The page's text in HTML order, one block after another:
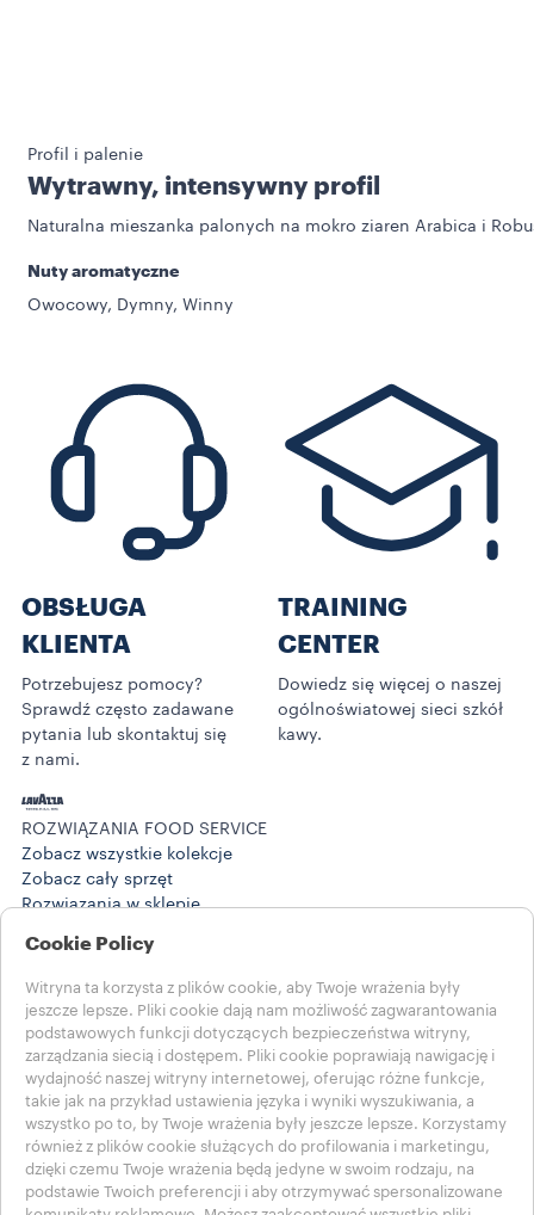
Profil i palenie
Wytrawny, intensywny profil
Naturalna mieszanka palonych na mokro ziaren Arabica i
Nuty aromatyczne
Owocowy, Dymny, Winny
OBSŁUGA
KLIENTA
Potrzebujesz pomocy?
Sprawdź często zadawane
pytania lub skontaktuj się
z nami.
TRAINING
CENTER
Dowiedz się więcej o naszej
ogólnoświatowej sieci szkół
kawy.
ROZWIĄZANIA FOOD SERVICE
Zobacz wszystkie kolekcje
Zobacz cały sprzęt
Rozwiązania w sklepie
Training Center
@ROZWIĄZANIA W WORK
Produkty
@Historie z work
POMOC
Często zadawane pytania
Skontaktuj się z nami
ZAPISY PRAWNE
Warunki użytkowania
Wybierz swój kraj
Cookie Policy
Witryna ta korzysta z plików cookie, aby Twoje wrażenia były
jeszcze lepsze. Pliki cookie dają nam możliwość zagwarantowania
podstawowych funkcji dotyczących bezpieczeństwa witryny,
zarządzania siecią i dostępem. Pliki cookie poprawiają nawigację i
wydajność naszej witryny internetowej, oferując różne funkcje,
takie jak na przykład ustawienia języka i wyniki wyszukiwania, a
wszystko po to, by Twoje wrażenia były jeszcze lepsze. Korzystamy
również z plików cookie służących do profilowania i marketingu,
dzięki czemu Twoje wrażenia będą jedyne w swoim rodzaju, na
podstawie Twoich preferencji i aby otrzymywać spersonalizowane